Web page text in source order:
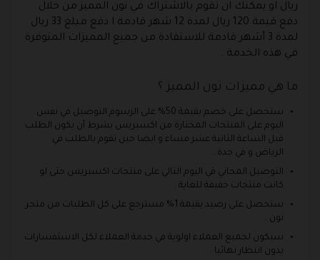
ريال او يمكنك ان تقوم بالاشتراك في نون المميز من خلال
دفع قيمة 120 ريال لمدة 12 شهر قادمة ا دفع مبلغ 33 ريال
لمدة 3 أشهر قادمة للاستفادة من جميع المميزات المتوفرة
في هذه الخدمة .
ما هي مميزات نون المميز ؟
ستحصل على خصم بقيمة 50% على الرسوم التوصيل في نفس
اليوم على المنتجات المختارة من اكسبريس بشرط أن يكون الطلب
قبل الساعة الثانية عشر مساء و ايضا حين تقوم بالطلب في
الرياض و في جدة .
التوصيل المجاني في اليوم التالي على منتجات اكسبريس حتى لو
كانت منتجات خفيفة للغاية .
ستحصل على رصيد بقيمة 1% مسترجع على كل الطلبات من متجر
نون .
سيكون لجميع العملاء اولوية في خدمة العملاء لكل الاستفسارات
بدون انتظار نهائيا .